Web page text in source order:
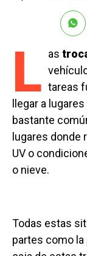
L as
tareas
llegar a
bastante
lugares donde
UV o
o nieve.
Todas estas
partes como la